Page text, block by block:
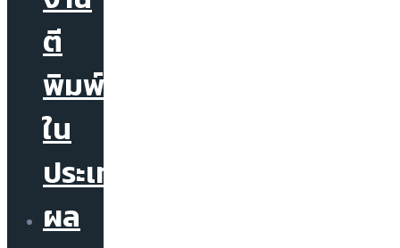
ตี
พิมพ์
ใน
ประเทศ
ผล